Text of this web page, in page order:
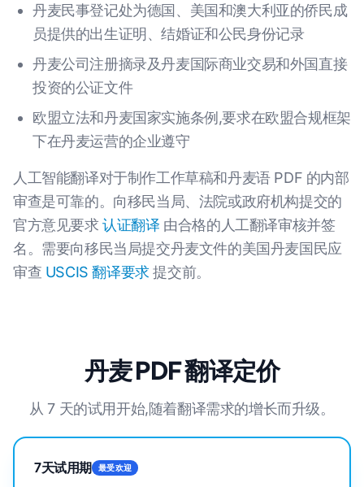
丹麦民事登记处为德国、美国和澳大利亚的侨民成
员提供的出生证明、结婚证和公民身份记录
丹麦公司注册摘录及丹麦国际商业交易和外国直接
投资的公证文件
欧盟立法和丹麦国家实施条例,要求在欧盟合规框架
下在丹麦运营的企业遵守
人工智能翻译对于制作工作草稿和丹麦语 PDF 的内部
审查是可靠的。向移民当局、法院或政府机构提交的
官方意见要求认证翻译 由合格的人工翻译审核并签
名。需要向移民当局提交丹麦文件的美国丹麦国民应
审查 USCIS 翻译要求提交前。
丹麦 PDF 翻译定价
从 7 天的试用开始,随着翻译需求的增长而升级。
7天试用期 最受欢迎